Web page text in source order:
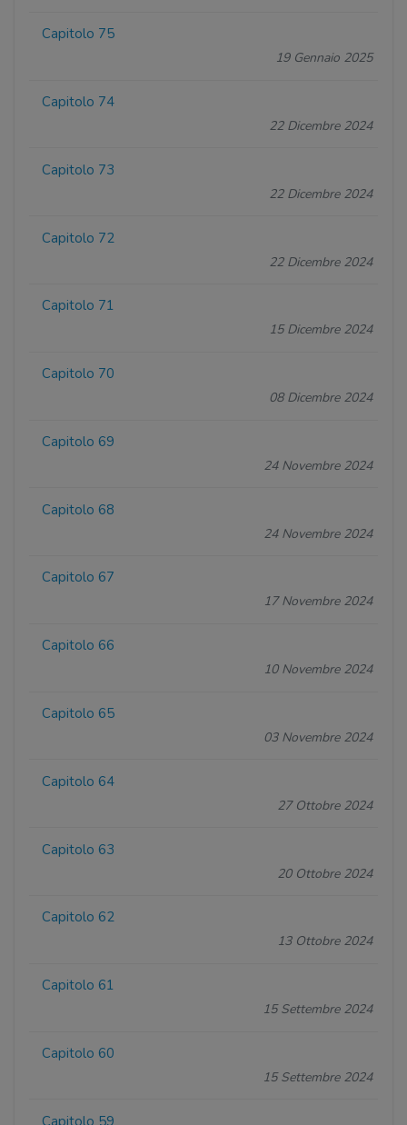
Capitolo 75
19 Gennaio 2025
Capitolo 74
22 Dicembre 2024
Capitolo 73
22 Dicembre 2024
Capitolo 72
22 Dicembre 2024
Capitolo 71
15 Dicembre 2024
Capitolo 70
08 Dicembre 2024
Capitolo 69
24 Novembre 2024
Capitolo 68
24 Novembre 2024
Capitolo 67
17 Novembre 2024
Capitolo 66
10 Novembre 2024
Capitolo 65
03 Novembre 2024
Capitolo 64
27 Ottobre 2024
Capitolo 63
20 Ottobre 2024
Capitolo 62
13 Ottobre 2024
Capitolo 61
15 Settembre 2024
Capitolo 60
15 Settembre 2024
Capitolo 59